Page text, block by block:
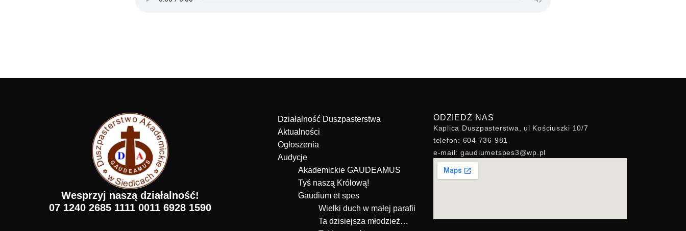
Wesprzyj naszą działalność!
07 1240 2685 1111 0011 6928 1590
Działalność Duszpasterstwa
Aktualności
Ogłoszenia
Audycje
Akademickie GAUDEAMUS
Tyś naszą Królową!
Gaudium et spes
Wielki duch w małej parafii
Ta dzisiejsza młodzież…
ODZIEDŹ NAS
Kaplica Duszpasterstwa, ul Kościuszki 10/7
telefon: 604 736 981
e-mail: gaudiumetspes3@wp.pl